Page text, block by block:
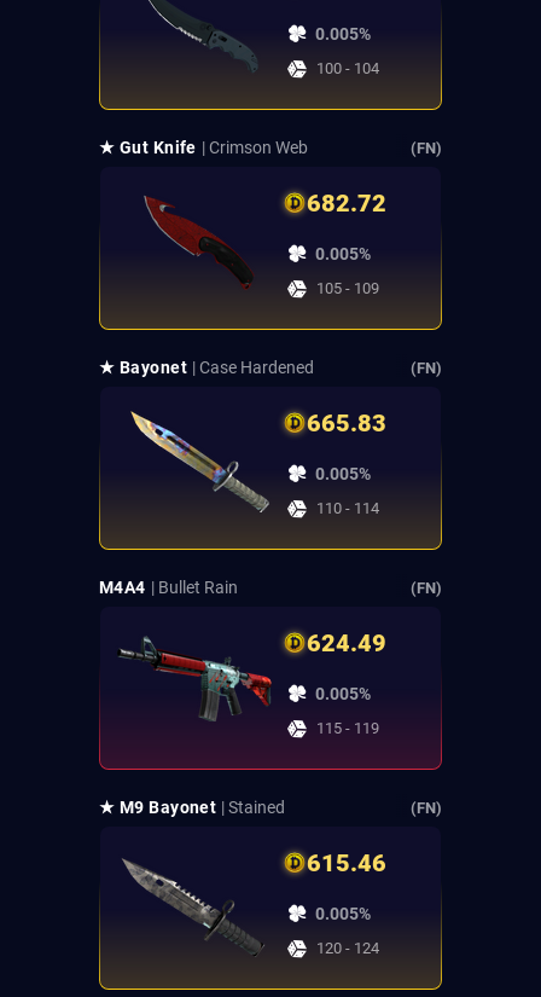
0.005%
100 - 104
★ Gut Knife | Crimson Web (FN)
682.72
0.005%
105 - 109
★ Bayonet | Case Hardened (FN)
665.83
0.005%
110 - 114
M4A4 | Bullet Rain (FN)
624.49
0.005%
115 - 119
★ M9 Bayonet | Stained (FN)
615.46
0.005%
120 - 124